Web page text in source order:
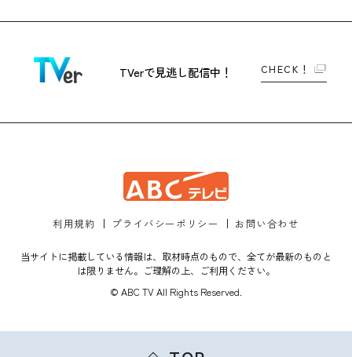
TVerで見逃し配信中！ CHECK！
利用規約 プライバシーポリシー お問い合わせ
当サイトに掲載している情報は、取材時点のもので、全てが最新のものと
は限りません。ご理解の上、ご利用ください。
© ABC TV All Rights Reserved.